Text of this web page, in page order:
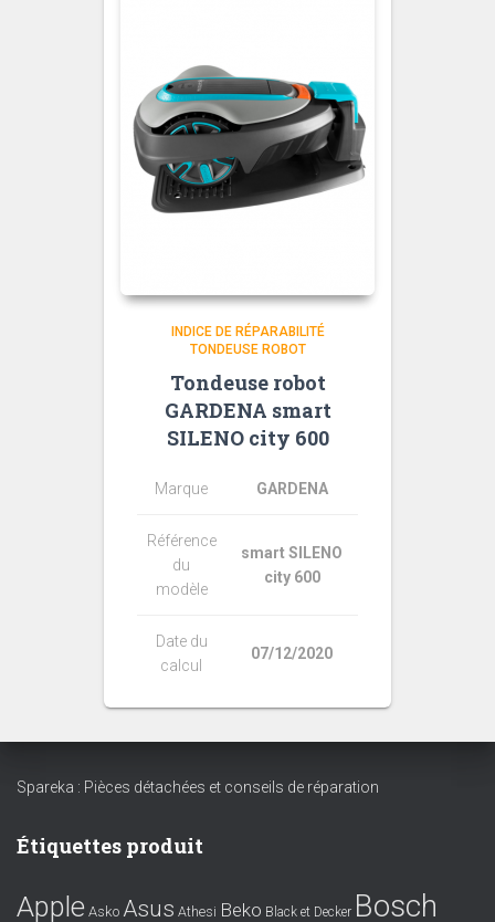
INDICE DE RÉPARABILITÉ
TONDEUSE ROBOT
Tondeuse robot
GARDENA smart
SILENO city 600
Marque GARDENA
Référence
du
modèle
smart SILENO
city 600
Date du
calcul
07/12/2020
Spareka : Pièces détachées et conseils de réparation
Étiquettes produit
Apple Asko Asus Athesi Beko Black et Decker Bosch